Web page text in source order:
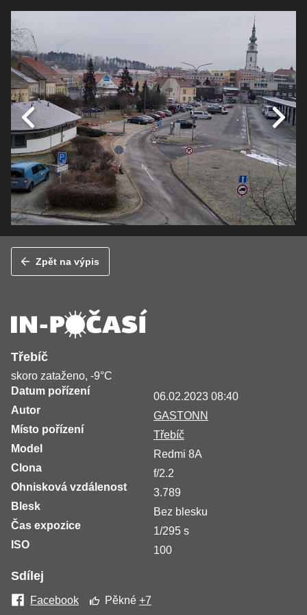
Zpět na výpis
Třebíč
skoro zataženo, -9°C
Datum pořízení
06.02.2023 08:40
Autor
GASTONN
Místo pořízení
Třebíč
Model
Redmi 8A
Clona
f/2.2
Ohnisková vzdálenost
3.789
Blesk
Bez blesku
Čas expozice
1/295 s
ISO
100
Sdílej
Facebook Pěkné+7